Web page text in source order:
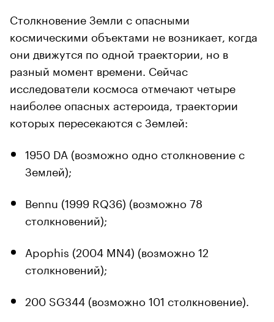
Столкновение Земли с опасными
космическими объектами не возникает, когда
они движутся по одной траектории, но в
разный момент времени. Сейчас
исследователи космоса отмечают четыре
наиболее опасных астероида, траектории
которых пересекаются с Землей:
1950 DA (возможно одно столкновение с
Землей);
Bennu (1999 RQ36) (возможно 78
столкновений);
Apophis (2004 MN4) (возможно 12
столкновений);
200 SG344 (возможно 101 столкновение).